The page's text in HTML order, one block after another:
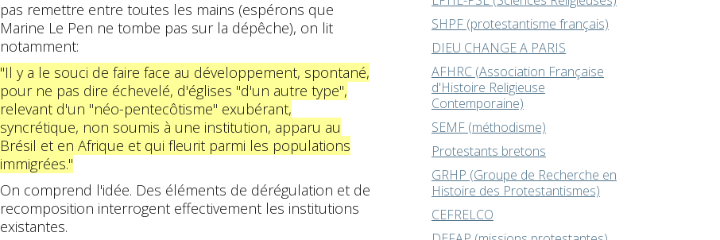
pas remettre entre toutes les mains (espérons que
Marine Le Pen ne tombe pas sur la dépêche), on lit
notamment:
"Il y a le souci de faire face au développement, spontané,
pour ne pas dire échevelé, d'églises "d'un autre type",
relevant d'un "néo-pentecôtisme" exubérant,
syncrétique, non soumis à une institution, apparu au
Brésil et en Afrique et qui fleurit parmi les populations
immigrées."
On comprend l'idée. Des éléments de dérégulation et de
recomposition interrogent effectivement les institutions
existantes.
SHPF (protestantisme français)
DIEU CHANGE A PARIS
AFHRC (Association Française
d'Histoire Religieuse
Contemporaine)
SEMF (méthodisme)
Protestants bretons
GRHP (Groupe de Recherche en
Histoire des Protestantismes)
CEFRELCO